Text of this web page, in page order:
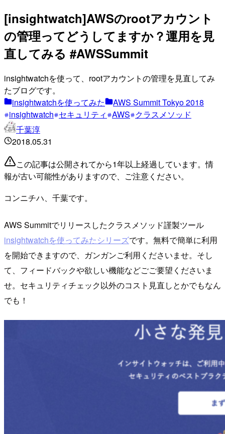
[insightwatch]AWSのrootアカウント
の管理ってどうしてますか？運用を見
直してみる #AWSSummit
insightwatchを使って、rootアカウントの管理を見直してみ
たブログです。
insightwatchを使ってみた
AWS Summit Tokyo 2018
insightwatch セキュリティ AWS クラスメソッド
千葉淳
2018.05.31
この記事は公開されてから1年以上経過しています。情
報が古い可能性がありますので、ご注意ください。
コンニチハ、千葉です。
AWS Summitでリリースしたクラスメソッド謹製ツール
insightwatchを使ってみたシリーズです。無料で簡単に利用
を開始できますので、ガンガンご利用くださいませ。そし
て、フィードバックや欲しい機能などごご要望くださいま
せ。セキュリティチェック以外のコスト見直しとかでもなん
でも！